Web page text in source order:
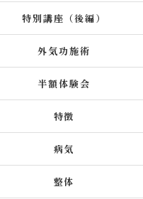
特別講座（後編）
外気功施術
半額体験会
特徴
病気
整体